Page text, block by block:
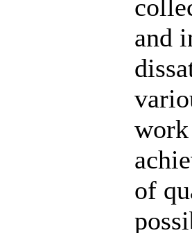
and
of